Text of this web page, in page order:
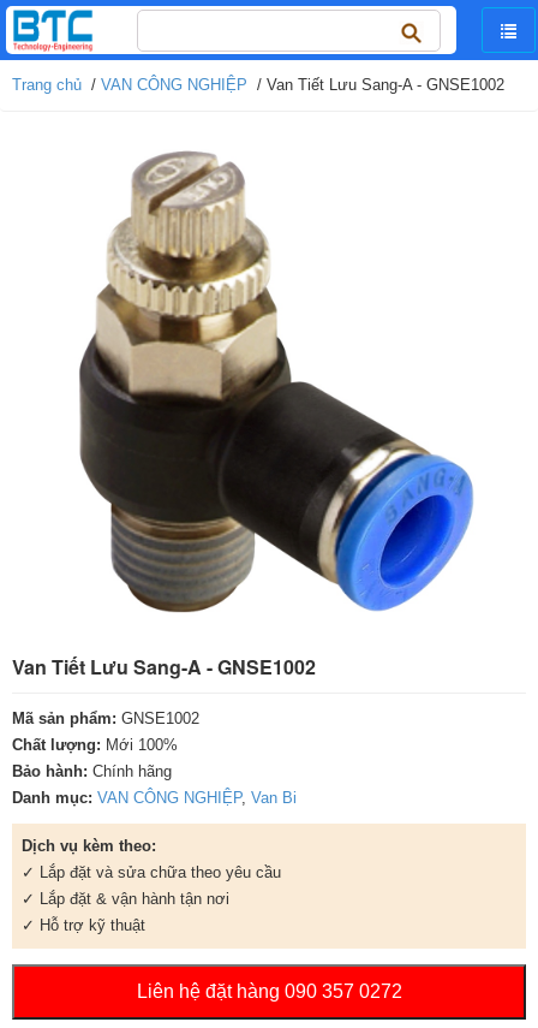
Tìm
kiếm
cho:
Trang chủ / VAN CÔNG NGHIỆP / Van Tiết Lưu Sang-A - GNSE1002
Van Tiết Lưu Sang-A - GNSE1002
Mã sản phẩm: GNSE1002
Chất lượng: Mới 100%
Bảo hành: Chính hãng
Danh mục: VAN CÔNG NGHIỆP, Van Bi
Dịch vụ kèm theo:
✓ Lắp đặt và sửa chữa theo yêu cầu
✓ Lắp đặt & vận hành tận nơi
✓ Hỗ trợ kỹ thuật
Liên hệ đặt hàng 090 357 0272